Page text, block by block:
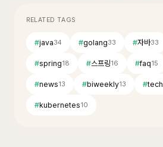
RELATED TAGS
#java34 #golang33 #자바33
#spring18 #스프링16 #faq15
#news13 #biweekly13 #tech
#kubernetes10